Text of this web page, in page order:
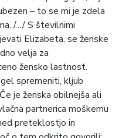
– to se mi je zdela
/…/ S številnimi
Elizabeta, se ženske
velja za
žensko lastnost.
spremeniti, kljub
je ženska obilnejša ali
partnerica moškemu
preteklostjo in